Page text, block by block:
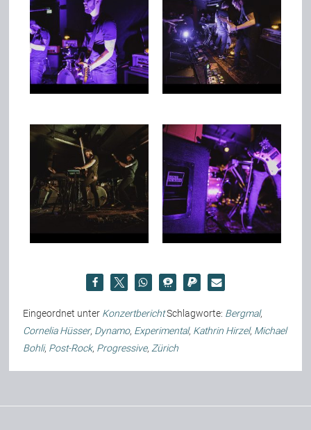
Eingeordnet unter KonzertberichtSchlagworte: Bergmal,
Cornelia Hüsser, Dynamo, Experimental, Kathrin Hirzel, Michael
Bohli, Post-Rock, Progressive,Zürich